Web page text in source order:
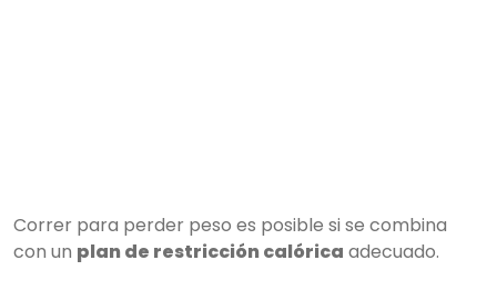
Correr para perder peso es posible si se combina
con un plan de restricción calórica adecuado.